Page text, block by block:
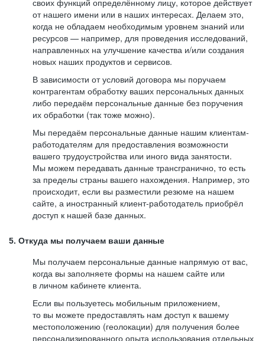
своих функций определённому лицу, которое действует
от нашего имени или в наших интересах. Делаем это,
когда не обладаем необходимым уровнем знаний или
ресурсов — например, для проведения исследований,
направленных на улучшение качества и/или создания
новых наших продуктов и сервисов.
В зависимости от условий договора мы поручаем
контрагентам обработку ваших персональных данных
либо передаём персональные данные без поручения
их обработки (так тоже можно).
Мы передаём персональные данные нашим клиентам-
работодателям для предоставления возможности
вашего трудоустройства или иного вида занятости.
Мы можем передавать данные трансгранично, то есть
за пределы страны вашего нахождения. Например, это
происходит, если вы разместили резюме на нашем
сайте, а иностранный клиент-работодатель приобрёл
доступ к нашей базе данных.
5. Откуда мы получаем ваши данные
Мы получаем персональные данные напрямую от вас,
когда вы заполняете формы на нашем сайте или
в личном кабинете клиента.
Если вы пользуетесь мобильным приложением,
то вы можете предоставлять нам доступ к вашему
местоположению (геолокации) для получения более
персонализированного опыта использования отдельных